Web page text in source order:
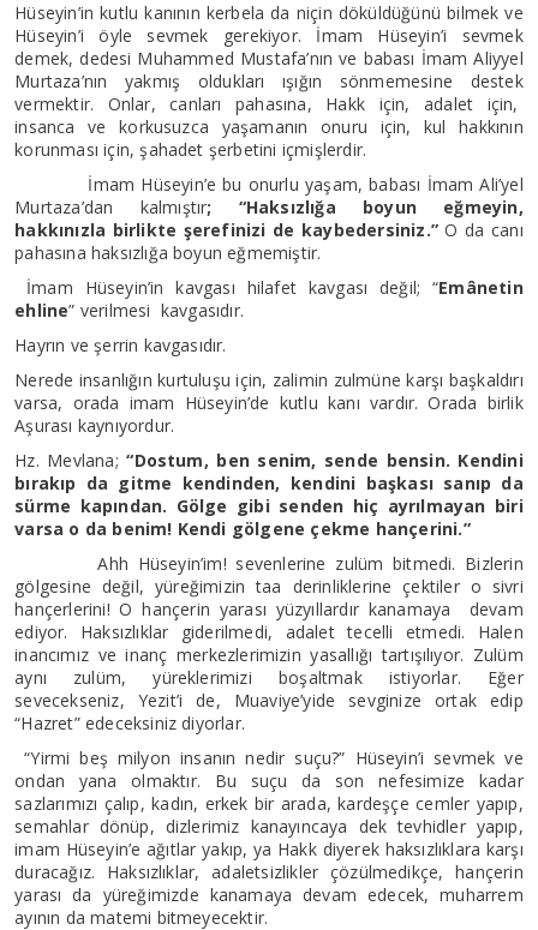
Hüseyin’in kutlu kanının kerbela da niçin döküldüğünü bilmek ve
Hüseyin’i öyle sevmek gerekiyor. İmam Hüseyin’i sevmek
demek, dedesi Muhammed Mustafa’nın ve babası İmam Aliyyel
Murtaza’nın yakmış oldukları ışığın sönmemesine destek
vermektir. Onlar, canları pahasına, Hakk için, adalet için,
insanca ve korkusuzca yaşamanın onuru için, kul hakkının
korunması için, şahadet şerbetini içmişlerdir.
İmam Hüseyin’e bu onurlu yaşam, babası İmam Ali’yel
Murtaza’dan kalmıştır; “Haksızlığa boyun eğmeyin,
hakkınızla birlikte şerefinizi de kaybedersiniz.”O da canı
pahasına haksızlığa boyun eğmemiştir.
İmam Hüseyin’in kavgası hilafet kavgası değil; “Emânetin
ehline” verilmesi kavgasıdır.
Hayrın ve şerrin kavgasıdır.
Nerede insanlığın kurtuluşu için, zalimin zulmüne karşı başkaldırı
varsa, orada imam Hüseyin’de kutlu kanı vardır. Orada birlik
Aşurası kaynıyordur.
Hz. Mevlana;“Dostum, ben senim, sende bensin. Kendini
bırakıp da gitme kendinden, kendini başkası sanıp da
sürme kapından. Gölge gibi senden hiç ayrılmayan biri
varsa o da benim! Kendi gölgene çekme hançerini.”
Ahh Hüseyin’im! sevenlerine zulüm bitmedi. Bizlerin
gölgesine değil, yüreğimizin taa derinliklerine çektiler o sivri
hançerlerini! O hançerin yarası yüzyıllardır kanamaya devam
ediyor. Haksızlıklar giderilmedi, adalet tecelli etmedi. Halen
inancımız ve inanç merkezlerimizin yasallığı tartışılıyor. Zulüm
aynı zulüm, yüreklerimizi boşaltmak istiyorlar. Eğer
sevecekseniz, Yezit’i de, Muaviye’yide sevginize ortak edip
“Hazret” edeceksiniz diyorlar.
“Yirmi beş milyon insanın nedir suçu?” Hüseyin’i sevmek ve
ondan yana olmaktır. Bu suçu da son nefesimize kadar
sazlarımızı çalıp, kadın, erkek bir arada, kardeşçe cemler yapıp,
semahlar dönüp, dizlerimiz kanayıncaya dek tevhidler yapıp,
imam Hüseyin’e ağıtlar yakıp, ya Hakk diyerek haksızlıklara karşı
duracağız. Haksızlıklar, adaletsizlikler çözülmedikçe, hançerin
yarası da yüreğimizde kanamaya devam edecek, muharrem
ayının da matemi bitmeyecektir.